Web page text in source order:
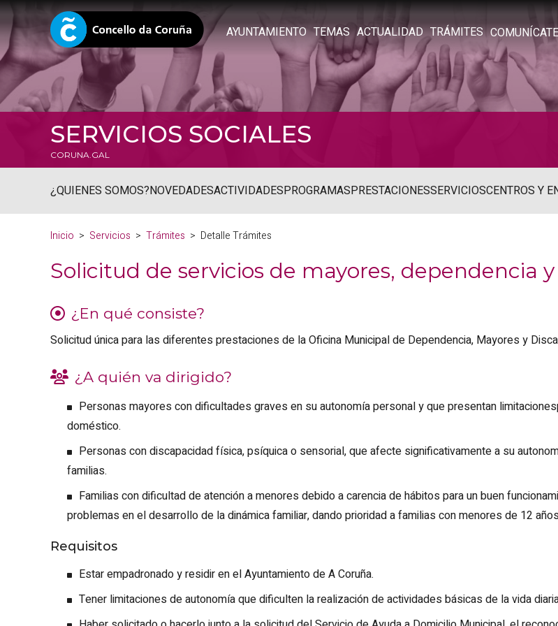
AYUNTAMIENTO TEMAS ACTUALIDAD TRÁMITES COMUNÍCATE
SERVICIOS SOCIALES
CORUNA.GAL
¿QUIENES SOMOS?NOVEDADESACTIVIDADESPROGRAMASPRESTACIONESSERVICIOSCENTROS Y
Inicio Servicios Trámites Detalle Trámites
Solicitud de servicios de mayores, dependencia
¿En qué consiste?
Solicitud única para las diferentes prestaciones de la Oficina Municipal de Dependencia, Mayores y
¿A quién va dirigido?
Personas mayores con dificultades graves en su autonomía personal y que presentan
doméstico.
Personas con discapacidad física, psíquica o sensorial, que afecte significativamente a su
familias.
Familias con dificultad de atención a menores debido a carencia de hábitos para un buen
problemas en el desarrollo de la dinámica familiar, dando prioridad a familias con menores de 12
Requisitos
Estar empadronado y residir en el Ayuntamiento de A Coruña.
Tener limitaciones de autonomía que dificulten la realización de actividades básicas de la vida